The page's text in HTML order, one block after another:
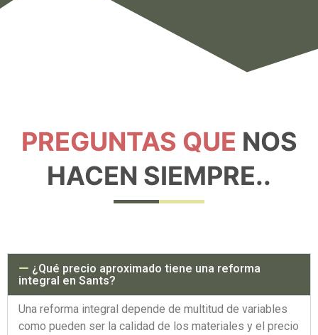
PREGUNTAS QUE NOS
HACEN SIEMPRE..
¿Qué precio aproximado tiene una reforma
integral en Sants?
Una reforma integral depende de multitud de variables
como pueden ser la calidad de los materiales y el precio